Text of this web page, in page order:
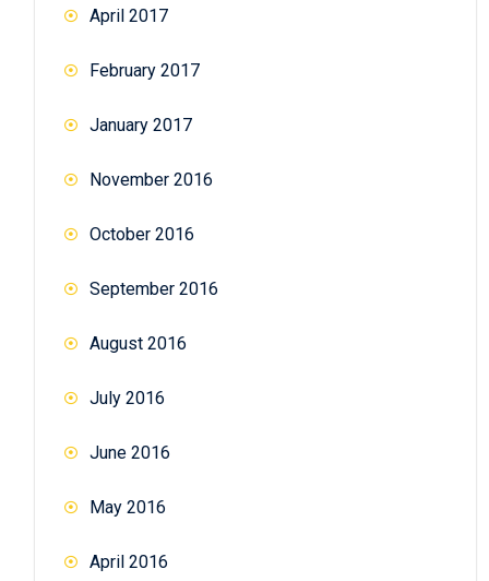
April 2017
February 2017
January 2017
November 2016
October 2016
September 2016
August 2016
July 2016
June 2016
May 2016
April 2016